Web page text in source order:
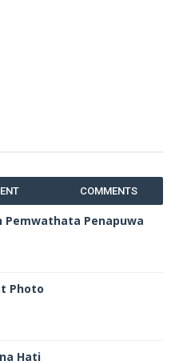
COMMENTS
Pemwathata Penapuwa
Photo
Hati